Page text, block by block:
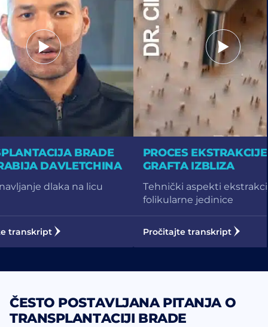
BRADE
DAVLETCHINA
dlaka na licu
transkript
PROCES
GRAFTA IZBLIZA
Tehnički aspekti
folikularne jedinice
Pročitajte transkript
ČESTO POSTAVLJANA PITANJA O
TRANSPLANTACIJI BRADE